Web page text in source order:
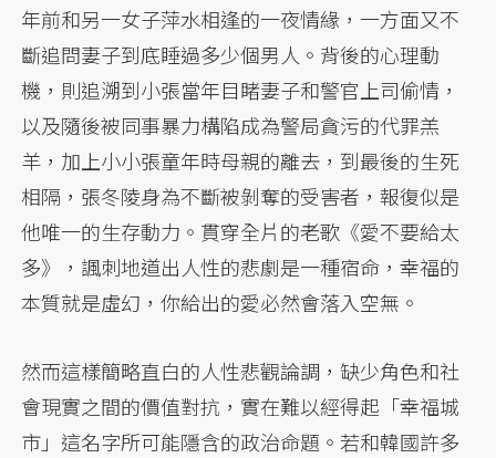
年前和另一女子萍水相逢的一夜情緣，一方面又不
斷追問妻子到底睡過多少個男人。背後的心理動
機，則追溯到小張當年目睹妻子和警官上司偷情，
以及隨後被同事暴力構陷成為警局貪污的代罪羔
羊，加上小小張童年時母親的離去，到最後的生死
相隔，張冬陵身為不斷被剝奪的受害者，報復似是
他唯一的生存動力。貫穿全片的老歌《愛不要給太
多》，諷刺地道出人性的悲劇是一種宿命，幸福的
本質就是虛幻，你給出的愛必然會落入空無。
然而這樣簡略直白的人性悲觀論調，缺少角色和社
會現實之間的價值對抗，實在難以經得起「幸福城
市」這名字所可能隱含的政治命題。若和韓國許多